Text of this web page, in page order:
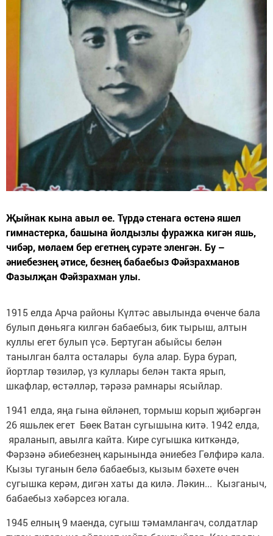
Җыйнак кына авыл өе. Түрдә стенага өстенә яшел
гимнастерка, башына йолдызлы фуражка кигән яшь,
чибәр, мөлаем бер егетнең сурәте эленгән. Бу –
әниебезнең әтисе, безнең бабаебыз Фәйзрахманов
Фазылҗан Фәйзрахман улы.
1915 елда Арча районы Күлтәс авылында өченче бала
булып дөньяга килгән бабаебыз, бик тырыш, алтын
куллы егет булып үсә. Бертуган абыйсы белән
танылган балта осталары була алар. Бура бурап,
йортлар төзиләр, үз куллары белән такта ярып,
шкафлар, өстәлләр, тәрәзә рамнары ясыйлар.
1941 елда, яңа гына өйләнеп, тормыш корып җибәргән
26 яшьлек егет Бөек Ватан сугышына китә. 1942 елда,
яраланып, авылга кайта. Кире сугышка киткәндә,
Фәрзәнә әбиебезнең карынында әниебез Гөлфирә кала.
Кызы туганын белә бабаебыз, кызым бәхете өчен
сугышка керәм, дигән хаты да килә. Ләкин... Кызганыч,
бабаебыз хәбәрсез югала.
1945 елның 9 маенда, сугыш тәмамлангач, солдатлар